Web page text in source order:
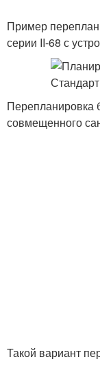
Пример
серии II-68​ с
Перепланировка
совмещенного
Такой вариант